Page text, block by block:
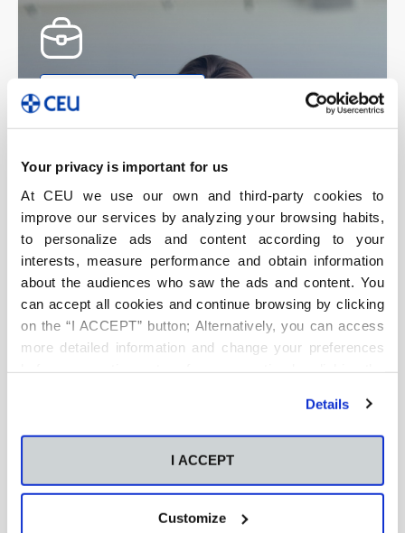
Your privacy is important for us
At CEU we use our own and third-party cookies to
improve our services by analyzing your browsing habits,
to personalize ads and content according to your
interests, measure performance and obtain information
about the audiences who saw the ads and content. You
can accept all cookies and continue browsing by clicking
on the “I ACCEPT” button; Alternatively, you can access
more detailed information and change your preferences
Details
I ACCEPT
Customize
Técnico Superior en Asistencia a la
Más información
Grado Medio